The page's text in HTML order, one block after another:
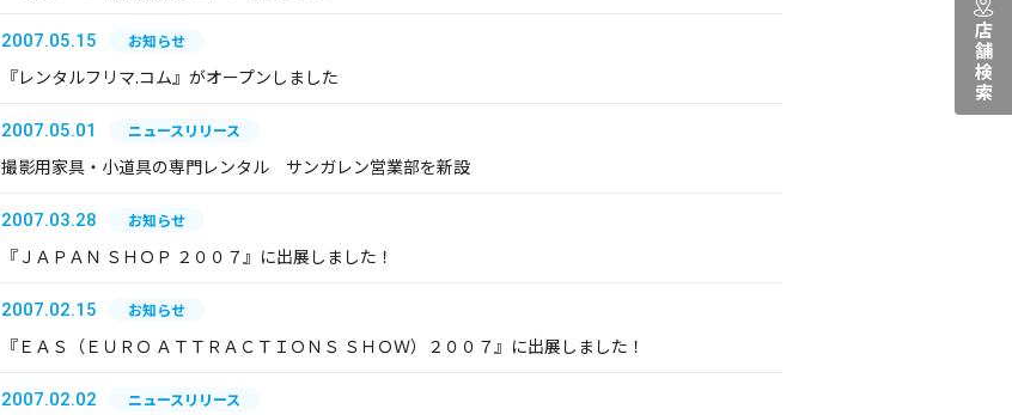
2007.05.15 お知らせ
『レンタルフリマ.コム』がオープンしました
2007.05.01 ニュースリリース
撮影用家具・小道具の専門レンタル サンガレン営業部を新設
2007.03.28 お知らせ
『ＪＡＰＡＮ ＳＨＯＰ ２００７』に出展しました！
2007.02.15 お知らせ
『ＥＡＳ（ＥＵＲＯ ＡＴＴＲＡＣＴＩＯＮＳ ＳＨＯＷ）２００７』に出展しました！
2007.02.02 ニュースリリース
店舗検索